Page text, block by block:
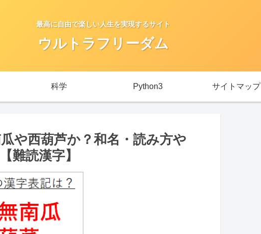
最高に自由で楽しい人生を実現するサイト
ウルトラフリーダム
科学 Python3 サイトマップ
や西葫芦か？和名・読み方や
難読漢字】